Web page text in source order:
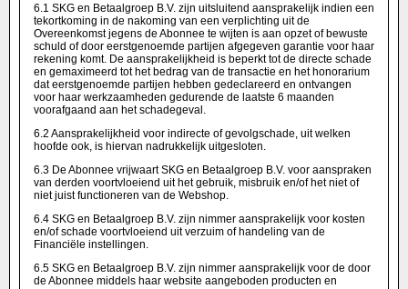
6.1 SKG en Betaalgroep B.V. zijn uitsluitend aansprakelijk indien een
tekortkoming in de nakoming van een verplichting uit de
Overeenkomst jegens de Abonnee te wijten is aan opzet of bewuste
schuld of door eerstgenoemde partijen afgegeven garantie voor haar
rekening komt. De aansprakelijkheid is beperkt tot de directe schade
en gemaximeerd tot het bedrag van de transactie en het honorarium
dat eerstgenoemde partijen hebben gedeclareerd en ontvangen
voor haar werkzaamheden gedurende de laatste 6 maanden
voorafgaand aan het schadegeval.
6.2 Aansprakelijkheid voor indirecte of gevolgschade, uit welken
hoofde ook, is hiervan nadrukkelijk uitgesloten.
6.3 De Abonnee vrijwaart SKG en Betaalgroep B.V. voor aanspraken
van derden voortvloeiend uit het gebruik, misbruik en/of het niet of
niet juist functioneren van de Webshop.
6.4 SKG en Betaalgroep B.V. zijn nimmer aansprakelijk voor kosten
en/of schade voortvloeiend uit verzuim of handeling van de
Financiële instellingen.
6.5 SKG en Betaalgroep B.V. zijn nimmer aansprakelijk voor de door
de Abonnee middels haar website aangeboden producten en